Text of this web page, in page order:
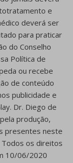
e
deverá ser
para praticar
do Conselho
Política de
ou recebe
de conteúdo
publicidade e
Dr. Diego de
produção,
presentes neste
Todos os direitos
10/06/2020